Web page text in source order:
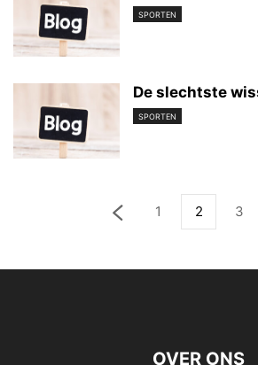
SPORTEN
De slechtste
SPORTEN
1 2 3
OVER ONS